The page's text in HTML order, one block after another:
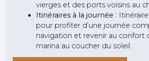
vierges et des ports voisins au
Itinéraires à la journée :
pour profiter d’une journée
navigation et revenir au confort
marina au coucher du soleil.